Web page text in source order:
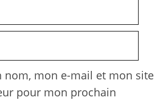
nom, mon e-mail et mon site
pour mon prochain